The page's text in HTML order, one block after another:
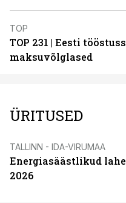
TOP
TOP 231 | Eesti
maksuvõlglased
ÜRITUSED
TALLINN - IDA-VIRUMAA
Energiasäästlikud
2026